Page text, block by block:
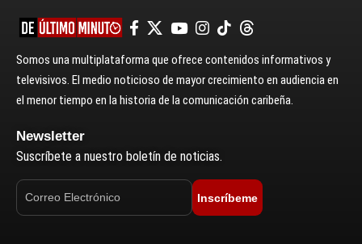
Somos una multiplataforma que ofrece contenidos informativos y
televisivos. El medio noticioso de mayor crecimiento en audiencia en
el menor tiempo en la historia de la comunicación caribeña.
Newsletter
Suscríbete a nuestro boletín de noticias.
Inscríbeme